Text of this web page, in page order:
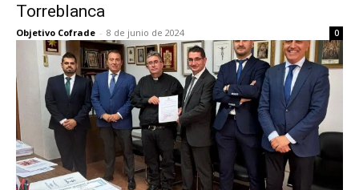
Torreblanca
Objetivo Cofrade - 8 de junio de 2024 0